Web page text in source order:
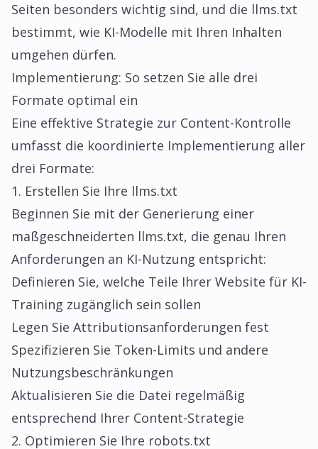
Seiten besonders wichtig sind, und die llms.txt
bestimmt, wie KI-Modelle mit Ihren Inhalten
umgehen dürfen.
Implementierung: So setzen Sie alle drei
Formate optimal ein
Eine effektive Strategie zur Content-Kontrolle
umfasst die koordinierte Implementierung aller
drei Formate:
1. Erstellen Sie Ihre llms.txt
Beginnen Sie mit der Generierung einer
maßgeschneiderten llms.txt, die genau Ihren
Anforderungen an KI-Nutzung entspricht:
Definieren Sie, welche Teile Ihrer Website für KI-
Training zugänglich sein sollen
Legen Sie Attributionsanforderungen fest
Spezifizieren Sie Token-Limits und andere
Nutzungsbeschränkungen
Aktualisieren Sie die Datei regelmäßig
entsprechend Ihrer Content-Strategie
2. Optimieren Sie Ihre robots.txt